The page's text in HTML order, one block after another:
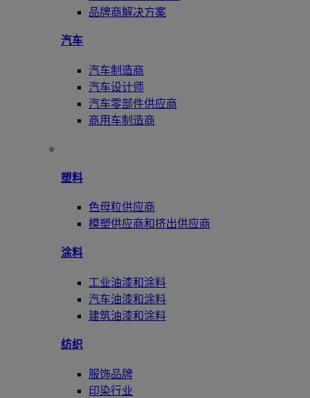
品牌商解决方案
汽车
汽车制造商
汽车设计师
汽车零部件供应商
商用车制造商
塑料
色母粒供应商
模塑供应商和挤出供应商
涂料
工业油漆和涂料
汽车油漆和涂料
建筑油漆和涂料
纺织
服饰品牌
印染行业